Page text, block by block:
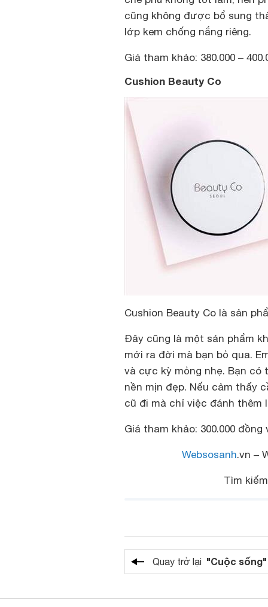
cũng không được bổ sung
lớp kem chống nắng riêng.
Giá tham khảo: 380.000 –
Cushion Beauty Co
Cushion Beauty Co là sản
Đây cũng là một sản phẩm
mới ra đời mà bạn bỏ qua.
và cực kỳ mỏng nhẹ. Bạn có
nền mịn đẹp. Nếu cảm thấy
cũ đi mà chỉ việc đánh thêm
Giá tham khảo: 300.000
Websosanh.vn –
Tìm
Quay trở lại "Cuộc sống"